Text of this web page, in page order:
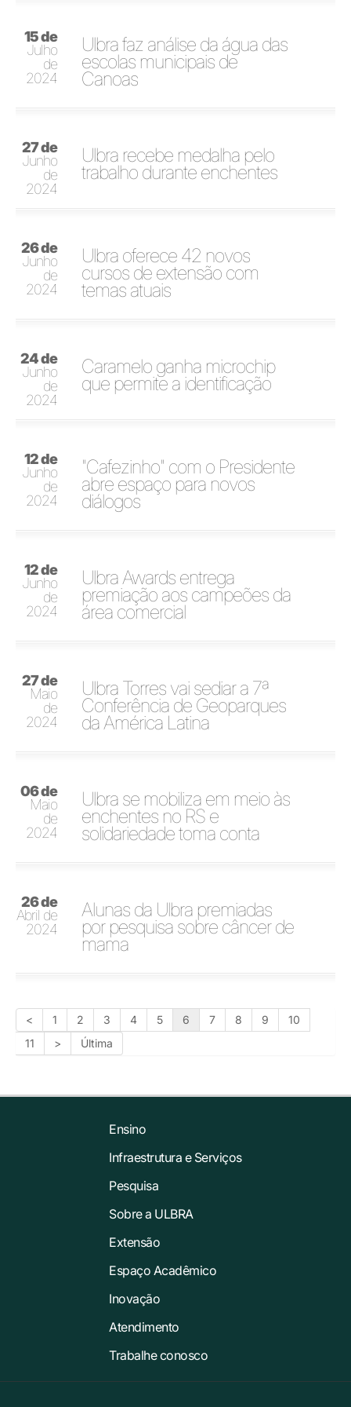
15 de
Julho
de
2024
Ulbra faz análise da água das
escolas municipais de
Canoas
27 de
Junho
de
2024
Ulbra recebe medalha pelo
trabalho durante enchentes
26 de
Junho
de
2024
Ulbra oferece 42 novos
cursos de extensão com
temas atuais
24 de
Junho
de
2024
Caramelo ganha microchip
que permite a identificação
12 de
Junho
de
2024
"Cafezinho" com o Presidente
abre espaço para novos
diálogos
12 de
Junho
de
2024
Ulbra Awards entrega
premiação aos campeões da
área comercial
27 de
Maio
de
2024
Ulbra Torres vai sediar a 7ª
Conferência de Geoparques
da América Latina
06 de
Maio
de
2024
Ulbra se mobiliza em meio às
enchentes no RS e
solidariedade toma conta
26 de
Abril de
2024
Alunas da Ulbra premiadas
por pesquisa sobre câncer de
mama
< 1 2 3 4 5 6 7 8 9
10
11
> Última
Ensino
Infraestrutura e Serviços
Pesquisa
Sobre a ULBRA
Extensão
Espaço Acadêmico
Inovação
Atendimento
Trabalhe conosco